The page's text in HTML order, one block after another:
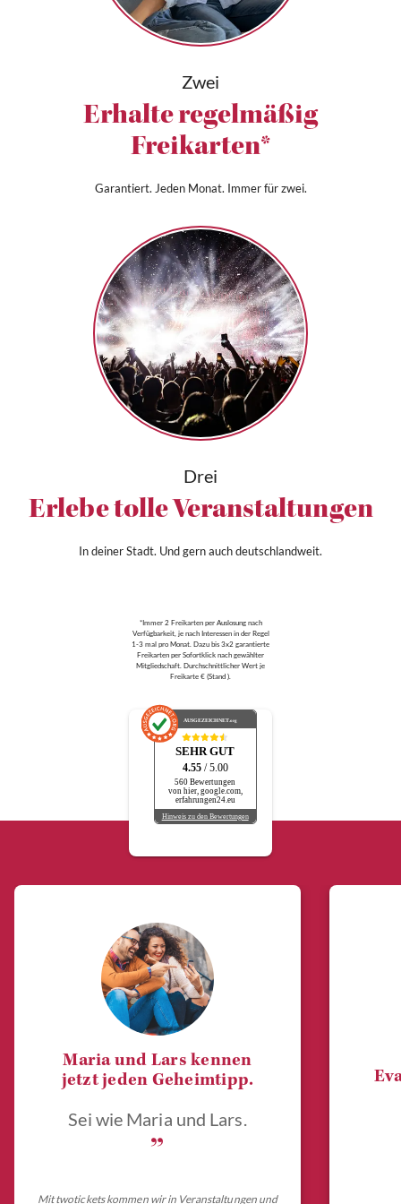
Zwei
Erhalte regelmäßig
Freikarten*
Garantiert. Jeden Monat. Immer für zwei.
Drei
Erlebe tolle Veranstaltungen
In deiner Stadt. Und gern auch deutschlandweit.
*Immer 2 Freikarten per Auslosung nach
Verfügbarkeit, je nach Interessen in der Regel
1-3 mal pro Monat. Dazu bis 3x2 garantierte
Freikarten per Sofortklick nach gewählter
Mitgliedschaft. Durchschnittlicher Wert je
Freikarte € (Stand ).
AUSGEZEICHNET.org
SEHR GUT
4.55 / 5.00
560 Bewertungen
von hier, google.com,
erfahrungen24.eu
Hinweis zu den Bewertungen
Maria und Lars kennen
jetzt jeden Geheimtipp.
Sei wie Maria und Lars.
„
Mit twotickets kommen wir in Veranstaltungen und